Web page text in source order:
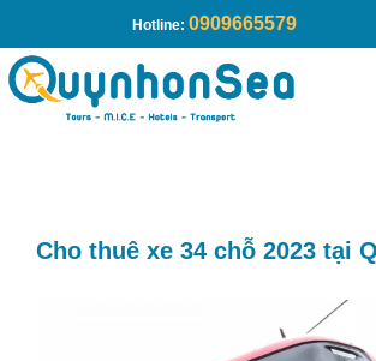
Hotline: 0909665579
Trang chủ»Sản phẩm»Cho thuê xe 34 chỗ
Nhơn
Cho thuê xe 34 chỗ 2023 tại